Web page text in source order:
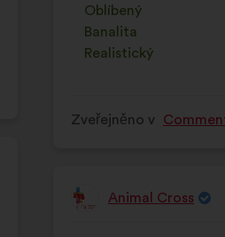
byl
kvalifikován:
Oblíbený
:krát
Banalita
:krát
Realistický
:krát
Zveřejněno v
Návrh:
Animal Cross